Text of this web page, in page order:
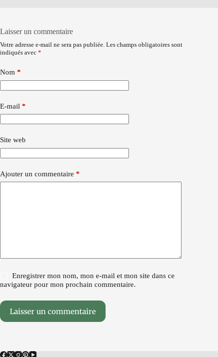
Laisser un commentaire
Votre adresse e-mail ne sera pas publiée. Les champs obligatoires sont
indiqués avec *
Nom *
E-mail *
Site web
Ajouter un commentaire *
Enregistrer mon nom, mon e-mail et mon site dans ce
navigateur pour mon prochain commentaire.
Laisser un commentaire